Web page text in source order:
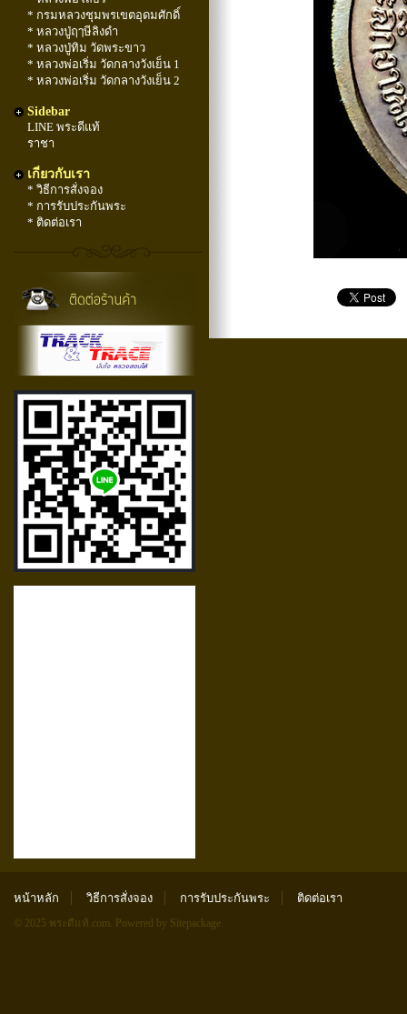
* กรมหลวงชุมพรเขตอุดมศักดิ์
* หลวงปู่ฤๅษีลิงดำ
* หลวงปู่ทิม วัดพระขาว
* หลวงพ่อเริ่ม วัดกลางวังเย็น 1
* หลวงพ่อเริ่ม วัดกลางวังเย็น 2
Sidebar
LINE พระดีแท้
ราชา
เกี่ยวกับเรา
* วิธีการสั่งจอง
* การรับประกันพระ
* ติดต่อเรา
หน้าหลัก วิธีการสั่งจอง การรับประกันพระ ติดต่อเรา
© 2025 พระดีแท้.com. Powered by Sitepackage.